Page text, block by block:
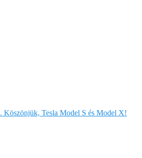
Köszönjük, Tesla Model S és Model X!